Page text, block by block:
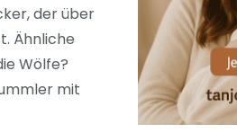
der über
Ähnliche
Wölfe?
mit